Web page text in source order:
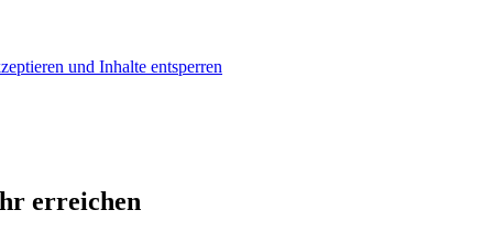
und Inhalte entsperren
erreichen